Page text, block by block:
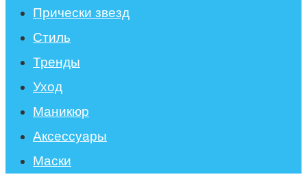
Прически звезд
Стиль
Тренды
Уход
Маникюр
Аксессуары
Маски